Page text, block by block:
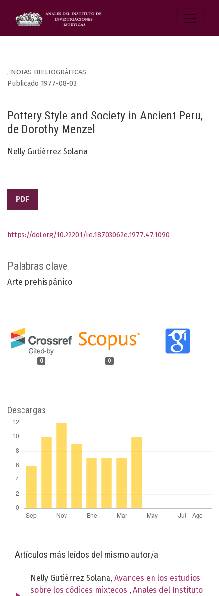
, NOTAS BIBLIOGRÁFICAS
Pottery Style and Society in Ancient Peru,
de Dorothy Menzel
Publicado 1977-08-03
Nelly Gutiérrez Solana
PDF
Palabras clave
Arte prehispánico
0 0
https://doi.org/10.22201/iie.18703062e.1977.47.1090
Descargas
Artículos más leídos del mismo autor/a
Nelly Gutiérrez Solana, Avances en los estudios
sobre los códices mixtecos , Anales del Instituto